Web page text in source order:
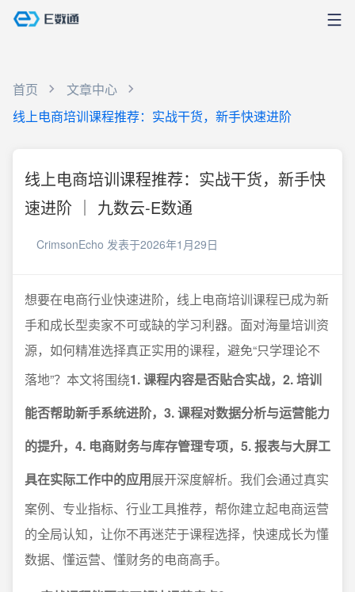
首页
文章中心
线上电商培训课程推荐：实战干货，新手快速进阶
线上电商培训课程推荐：实战干货，新手快
速进阶 ｜ 九数云-E数通
CrimsonEcho 发表于2026年1月29日
想要在电商行业快速进阶，线上电商培训课程已成为新
手和成长型卖家不可或缺的学习利器。面对海量培训资
源，如何精准选择真正实用的课程，避免“只学理论不
落地”？本文将围绕1. 课程内容是否贴合实战，2. 培训
能否帮助新手系统进阶，3. 课程对数据分析与运营能力
的提升，4. 电商财务与库存管理专项，5. 报表与大屏工
具在实际工作中的应用展开深度解析。我们会通过真实
案例、专业指标、行业工具推荐，帮你建立起电商运营
的全局认知，让你不再迷茫于课程选择，快速成长为懂
数据、懂运营、懂财务的电商高手。